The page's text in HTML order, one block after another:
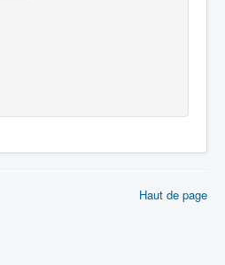
Haut de page